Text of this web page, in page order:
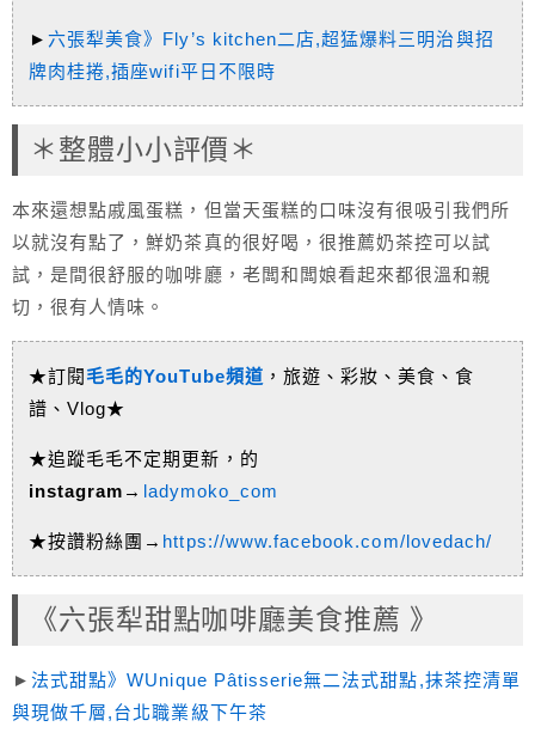
►六張犁美食》Fly’s kitchen二店,超猛爆料三明治與招
牌肉桂捲,插座wifi平日不限時
＊整體小小評價＊
本來還想點戚風蛋糕，但當天蛋糕的口味沒有很吸引我們所
以就沒有點了，鮮奶茶真的很好喝，很推薦奶茶控可以試
試，是間很舒服的咖啡廳，老闆和闆娘看起來都很溫和親
切，很有人情味。
★訂閱 毛毛的YouTube頻道 ，旅遊、彩妝、美食、食
譜、Vlog★
★追蹤毛毛不定期更新，的
instagram → ladymoko_com
★按讚粉絲團→ https://www.facebook.com/lovedach/
《六張犁甜點咖啡廳美食推薦 》
►法式甜點》WUnique Pâtisserie無二法式甜點,抹茶控清單
與現做千層,台北職業級下午茶